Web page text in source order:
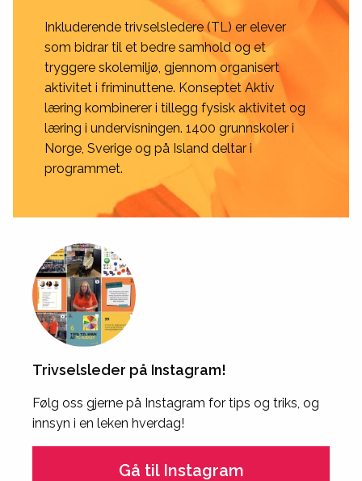
Inkluderende trivselsledere (TL) er elever
som bidrar til et bedre samhold og et
tryggere skolemiljø, gjennom organisert
aktivitet i friminuttene. Konseptet Aktiv
læring kombinerer i tillegg fysisk aktivitet og
læring i undervisningen. 1400 grunnskoler i
Norge, Sverige og på Island deltar i
programmet.
Trivselsleder på Instagram!
Følg oss gjerne på Instagram for tips og triks, og
innsyn i en leken hverdag!
Gå til Instagram